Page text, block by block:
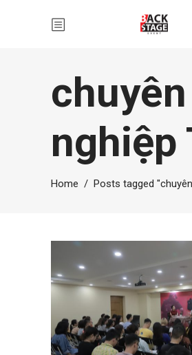
chuyên
nghiệp
Home / Posts tagged